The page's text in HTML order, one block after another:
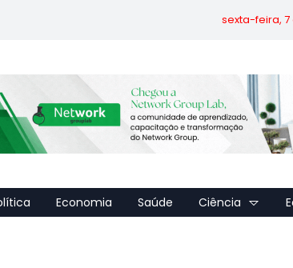
sexta-feira, 7
Economia Saúde Ciência